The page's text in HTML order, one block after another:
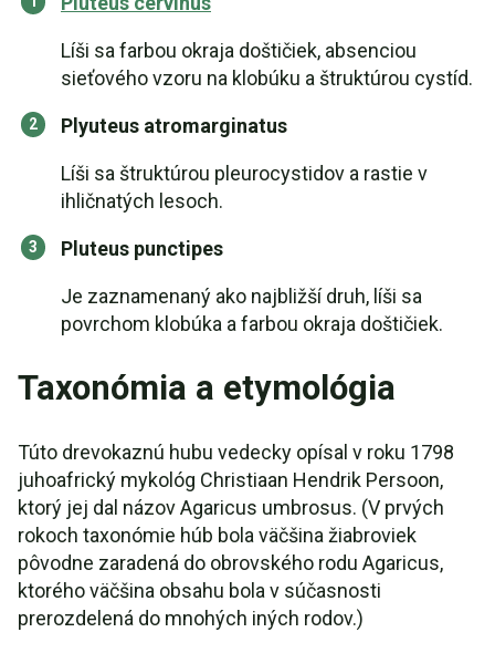
Líši sa farbou okraja doštičiek, absenciou
sieťového vzoru na klobúku a štruktúrou cystíd.
Plyuteus atromarginatus
Líši sa štruktúrou pleurocystidov a rastie v
ihličnatých lesoch.
Pluteus punctipes
Je zaznamenaný ako najbližší druh, líši sa
povrchom klobúka a farbou okraja doštičiek.
Taxonómia a etymológia
Túto drevokaznú hubu vedecky opísal v roku 1798
juhoafrický mykológ Christiaan Hendrik Persoon,
ktorý jej dal názov Agaricus umbrosus. (V prvých
rokoch taxonómie húb bola väčšina žiabroviek
pôvodne zaradená do obrovského rodu Agaricus,
ktorého väčšina obsahu bola v súčasnosti
prerozdelená do mnohých iných rodov.)